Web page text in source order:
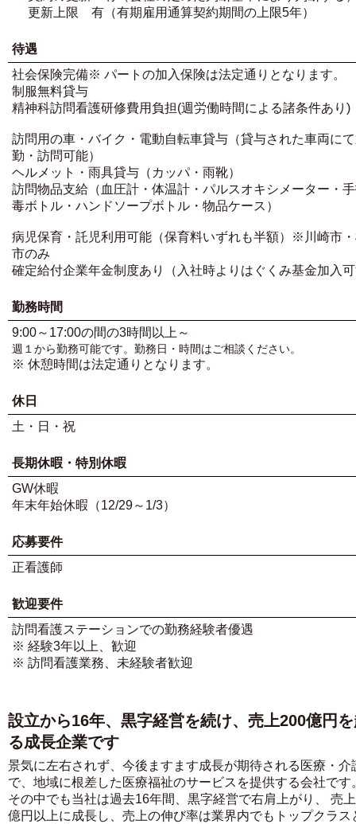
更新上限 有（有期雇用通算契約期間の上限5年）
待遇
社会保険完備※ パートの加入保険は法定通りとなります。
制服無料貸与
精神科訪問看護研修費用負担(週労働時間による諸条件あり)
訪問用の車・バイク・電動自転車貸与（貸与された車両に
勤・訪問可能）
ヘルメット・雨具貸与（カッパ・雨靴）
訪問物品支給（血圧計・体温計・パルスオキシメーター・
毒ボトル・ハンドソープボトル・物品ケース）
病児保育・託児利用可能（保育料いずれも半額）※川崎市
市のみ
確定給付企業年金制度あり（入社時よりはぐくみ基金加入
勤務時間
9:00～17:00の間の3時間以上～
週１から勤務可能です。勤務日・時間はご相談ください。
※ 休憩時間は法定通りとなります。
休日
土・日・祝
長期休暇・特別休暇
GW休暇
年末年始休暇（12/29～1/3）
応募要件
正看護師
歓迎要件
訪問看護ステーションでの勤務経験者優遇
※ 経験3年以上、歓迎
※ 訪問看護業務、未経験者歓迎
設立から16年、黒字経営を続け、売上200億円
る成長企業です
景気に左右されず、今後ますます成長が期待される医療・介
で、地域に根差した医療福祉のサービスを提供する会社です
その中でも当社は過去16年間、黒字経営で右肩上がり、 売
億円以上に成長し、売上の伸び率は業界内でもトップクラス